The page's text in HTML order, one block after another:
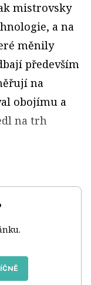
mistrovsky
a na
měnily
především
na
obojímu a
na trh